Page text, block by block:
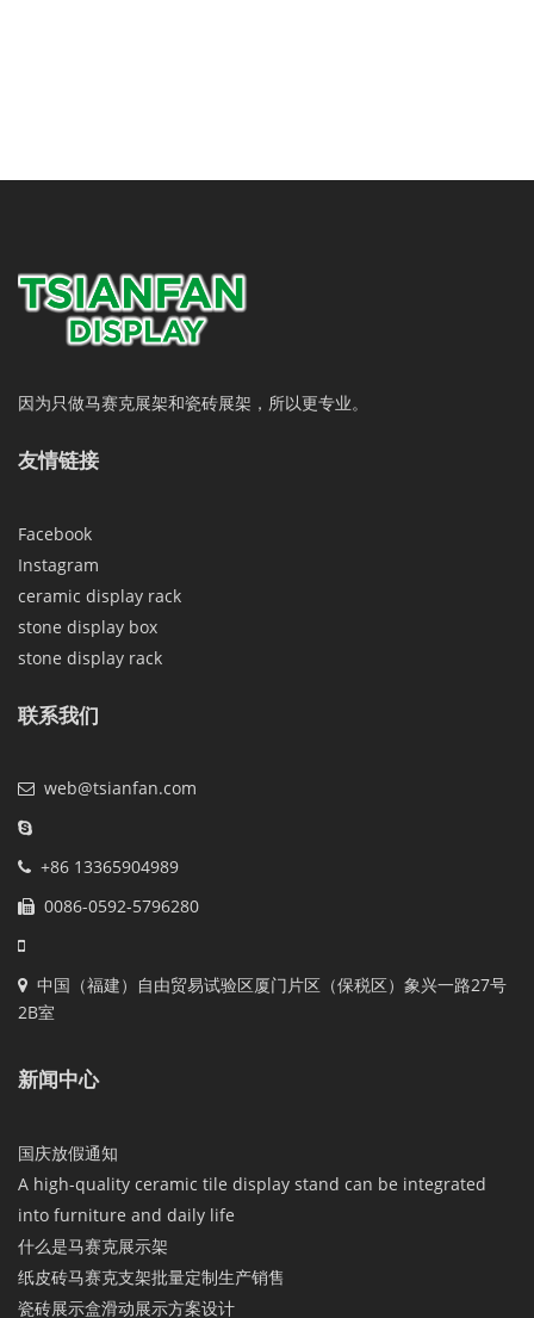
因为只做马赛克展架和瓷砖展架，所以更专业。
友情链接
Facebook
Instagram
ceramic display rack
stone display box
stone display rack
联系我们
web@tsianfan.com
+86 13365904989
0086-0592-5796280
中国（福建）自由贸易试验区厦门片区（保税区）象兴一路27号
2B室
新闻中心
国庆放假通知
A high-quality ceramic tile display stand can be integrated
into furniture and daily life
什么是马赛克展示架
纸皮砖马赛克支架批量定制生产销售
瓷砖展示盒滑动展示方案设计